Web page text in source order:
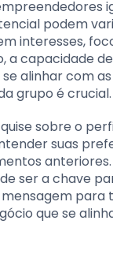
podem
interesses,
a capacidade
alinhar com
grupo é crucial.
sobre o
suas
ser a chave
mensagem para
que se